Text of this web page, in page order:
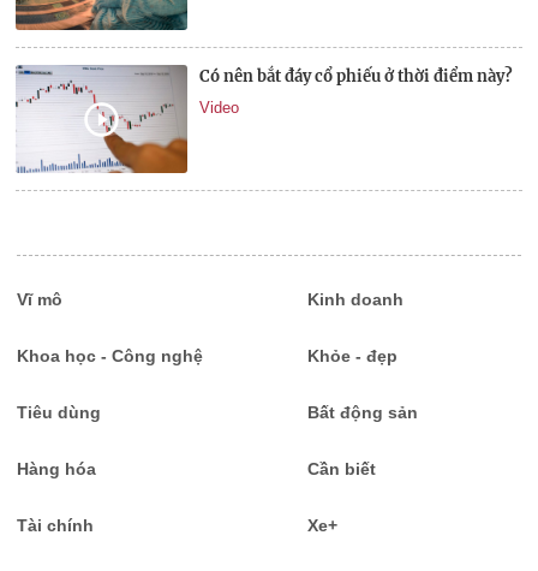
Có nên bắt đáy cổ phiếu ở thời điểm này?
Video
Vĩ mô Kinh doanh
Khoa học - Công nghệ Khỏe - đẹp
Tiêu dùng Bất động sản
Hàng hóa Cần biết
Tài chính Xe+